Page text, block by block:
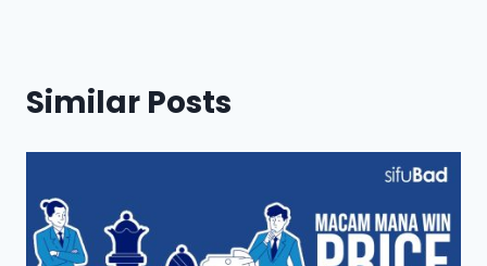
Similar Posts